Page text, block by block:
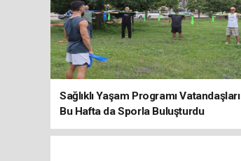
Sağlıklı Yaşam Programı Vatandaşları
Bu Hafta da Sporla Buluşturdu